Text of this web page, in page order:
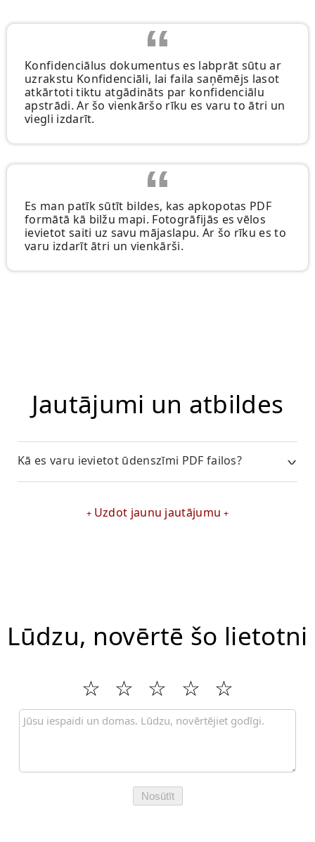
Konfidenciālus dokumentus es labprāt sūtu ar
uzrakstu Konfidenciāli, lai faila saņēmējs lasot
atkārtoti tiktu atgādināts par konfidenciālu
apstrādi. Ar šo vienkāršo rīku es varu to ātri un
viegli izdarīt.
Es man patīk sūtīt bildes, kas apkopotas PDF
formātā kā bilžu mapi. Fotogrāfijās es vēlos
ievietot saiti uz savu mājaslapu. Ar šo rīku es to
varu izdarīt ātri un vienkārši.
Jautājumi un atbildes
Kā es varu ievietot ūdenszīmi PDF failos?
Uzdot jaunu jautājumu
Lūdzu, novērtē šo lietotni
Nosūtīt